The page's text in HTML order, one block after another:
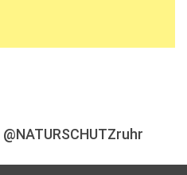
@NATURSCHUTZruhr